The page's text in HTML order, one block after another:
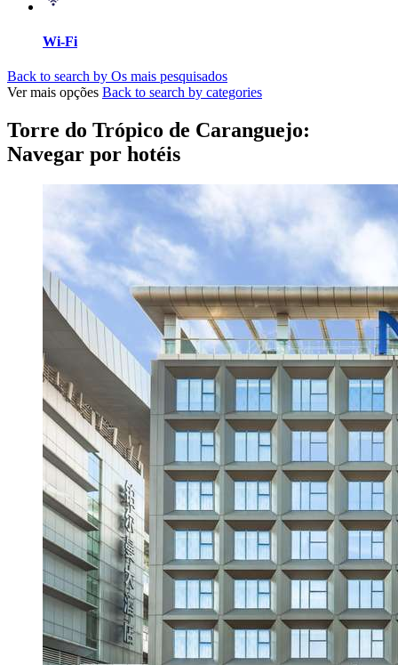
Wi-Fi
Back to search by Os mais pesquisados
Ver mais opções Back to search by categories
Torre do Trópico de Caranguejo:
Navegar por hotéis